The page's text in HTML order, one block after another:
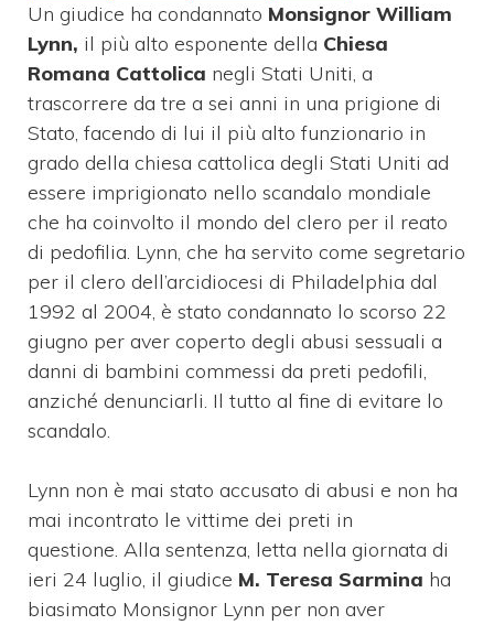
Un giudice ha condannato Monsignor William
Lynn, il più alto esponente della Chiesa
Romana Cattolica negli Stati Uniti, a
trascorrere da tre a sei anni in una prigione di
Stato, facendo di lui il più alto funzionario in
grado della chiesa cattolica degli Stati Uniti ad
essere imprigionato nello scandalo mondiale
che ha coinvolto il mondo del clero per il reato
di pedofilia. Lynn, che ha servito come segretario
per il clero dell’arcidiocesi di Philadelphia dal
1992 al 2004, è stato condannato lo scorso 22
giugno per aver coperto degli abusi sessuali a
danni di bambini commessi da preti pedofili,
anziché denunciarli. Il tutto al fine di evitare lo
scandalo.
Lynn non è mai stato accusato di abusi e non ha
mai incontrato le vittime dei preti in
questione. Alla sentenza, letta nella giornata di
ieri 24 luglio, il giudice M. Teresa Sarmina ha
biasimato Monsignor Lynn per non aver